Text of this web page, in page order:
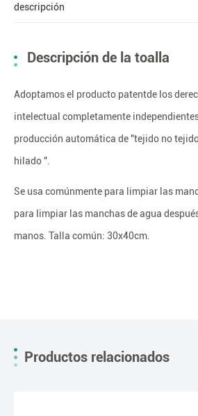
descripción
Descripción de la toalla
Adoptamos el producto patentde los
intelectual completamente
producción automática de "tejido no
hilado ".
Se usa comúnmente para limpiar las
para limpiar las manchas de agua
manos. Talla común: 30x40cm.
Productos relacionados